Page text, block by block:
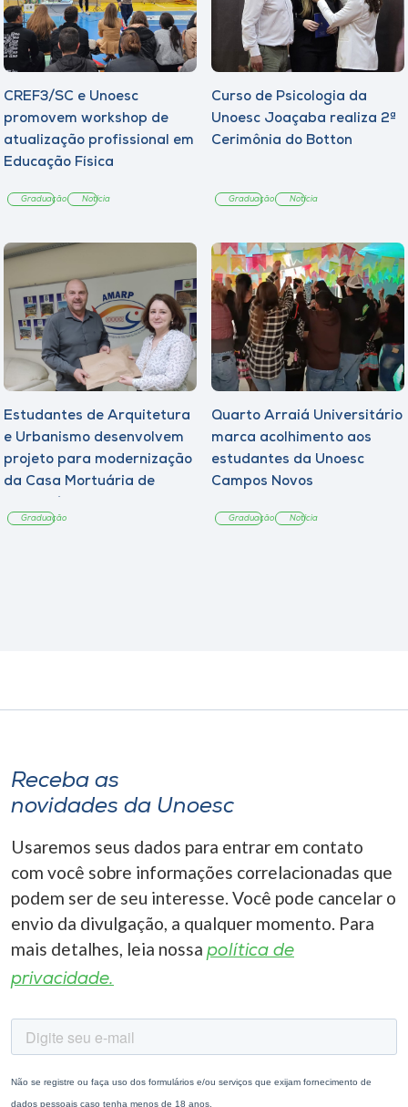
CREF3/SC e Unoesc
promovem workshop de
atualização profissional em
Educação Física
Graduação Notícia
Curso de Psicologia da
Unoesc Joaçaba realiza 2ª
Cerimônia do Botton
Graduação Notícia
Estudantes de Arquitetura
e Urbanismo desenvolvem
projeto para modernização
da Casa Mortuária de
Graduação
Quarto Arraiá Universitário
marca acolhimento aos
estudantes da Unoesc
Campos Novos
Graduação Notícia
Receba as
novidades da Unoesc
Usaremos seus dados para entrar em contato
com você sobre informações correlacionadas que
podem ser de seu interesse. Você pode cancelar o
envio da divulgação, a qualquer momento. Para
mais detalhes, leia nossa política de
privacidade.